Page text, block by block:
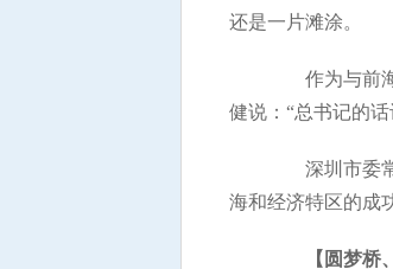
还是一片滩涂。
作为与前海
健说：“总书记的
深圳市委常
海和经济特区的成
【圆梦桥